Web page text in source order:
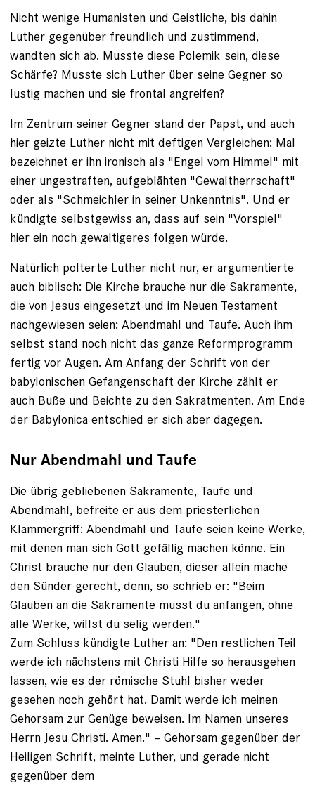
Nicht wenige Humanisten und Geistliche, bis dahin
Luther gegenüber freundlich und zustimmend,
wandten sich ab. Musste diese Polemik sein, diese
Schärfe? Musste sich Luther über seine Gegner so
lustig machen und sie frontal angreifen?
Im Zentrum seiner Gegner stand der Papst, und auch
hier geizte Luther nicht mit deftigen Vergleichen: Mal
bezeichnet er ihn ironisch als "Engel vom Himmel" mit
einer ungestraften, aufgeblähten "Gewaltherrschaft"
oder als "Schmeichler in seiner Unkenntnis". Und er
kündigte selbstgewiss an, dass auf sein "Vorspiel"
hier ein noch gewaltigeres folgen würde.
Natürlich polterte Luther nicht nur, er argumentierte
auch biblisch: Die Kirche brauche nur die Sakramente,
die von Jesus eingesetzt und im Neuen Testament
nachgewiesen seien: Abendmahl und Taufe. Auch ihm
selbst stand noch nicht das ganze Reformprogramm
fertig vor Augen. Am Anfang der Schrift von der
babylonischen Gefangenschaft der Kirche zählt er
auch Buße und Beichte zu den Sakratmenten. Am Ende
der Babylonica entschied er sich aber dagegen.
Nur Abendmahl und Taufe
Die übrig gebliebenen Sakramente, Taufe und
Abendmahl, befreite er aus dem priesterlichen
Klammergriff: Abendmahl und Taufe seien keine Werke,
mit denen man sich Gott gefällig machen könne. Ein
Christ brauche nur den Glauben, dieser allein mache
den Sünder gerecht, denn, so schrieb er: "Beim
Glauben an die Sakramente musst du anfangen, ohne
alle Werke, willst du selig werden."
Zum Schluss kündigte Luther an: "Den restlichen Teil
werde ich nächstens mit ­Chris­ti Hilfe so herausgehen
lassen, wie es der ­römische Stuhl bisher weder
gesehen noch gehört hat. Damit werde ich meinen
Gehorsam zur Genüge beweisen. Im Namen unseres
Herrn Jesu Christi. Amen." – Gehorsam gegenüber der
Heiligen Schrift, meinte Luther, und gerade nicht
gegenüber dem